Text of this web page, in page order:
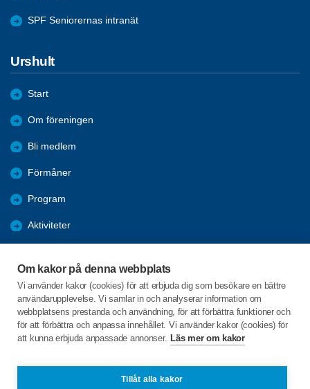
Om kakor på denna webbplats
Vi använder kakor (cookies) för att erbjuda dig som besökare en bättre
användarupplevelse. Vi samlar in och analyserar information om
webbplatsens prestanda och användning, för att förbättra funktioner och
för att förbättra och anpassa innehållet. Vi använder kakor (cookies) för
att kunna erbjuda anpassade annonser. Läs mer om kakor
Tillåt alla kakor
SPF Seniorernas intranät
Urshult
Start
Om föreningen
Bli medlem
Förmåner
Program
Aktiviteter
Årsmöte 2026
C/o:Anna Wiktorsson